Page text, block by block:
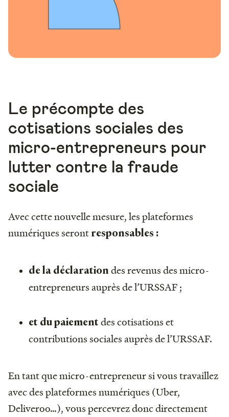
Le précompte des
cotisations sociales des
micro-entrepreneurs pour
lutter contre la fraude
sociale
Avec cette nouvelle mesure, les plateformes
numériques seront responsables :
de la déclaration des revenus des micro-
entrepreneurs auprès de l’URSSAF ;
et du paiement des cotisations et
contributions sociales auprès de l’URSSAF.
En tant que micro-entrepreneur si vous travaillez
avec des plateformes numériques (Uber,
Deliveroo…), vous percevrez donc directement